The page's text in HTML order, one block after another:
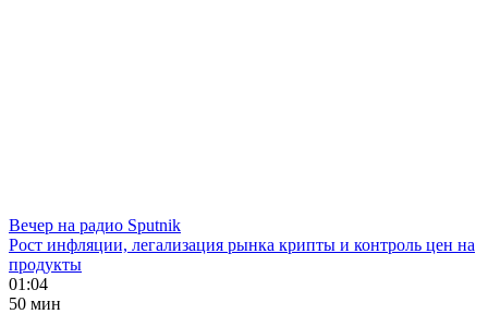
Вечер на радио Sputnik
Рост инфляции, легализация рынка крипты и контроль цен на
продукты
01:04
50 мин